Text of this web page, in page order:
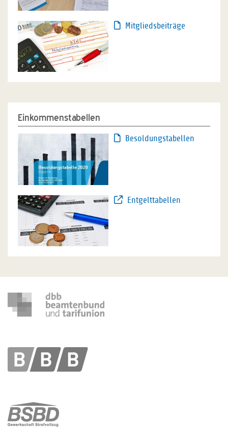
Mitgliedsbeiträge
Einkommenstabellen
Besoldungstabellen
Entgelttabellen